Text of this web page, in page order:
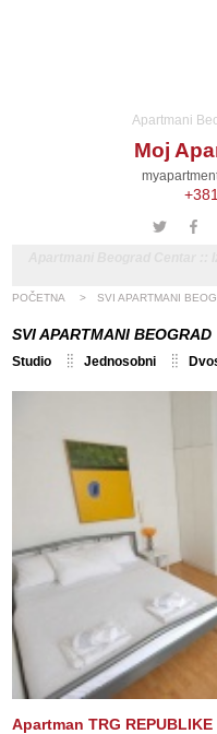
Apartmani
Moj
POČETNA > SVI APARTMANI
SVI APARTMANI BEOGRAD
Studio Jednosobni
Apartman TRG REPUBLIKE